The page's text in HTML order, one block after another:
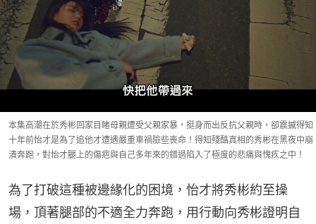
本集高潮在於秀彬回家目睹母親遭受父親家暴，挺身而出反抗父親時，卻震撼得知
十年前怡才是為了追他才遭遇嚴重車禍險些喪命！得知殘酷真相的秀彬在黑夜中崩
潰奔跑，對怡才腿上的傷疤與自己多年來的錯過陷入了極度的悲痛與愧疚之中！
為了打破這種被邊緣化的困境，怡才將秀彬約至操
場，頂著腿部的不適全力奔跑，用行動向秀彬證明自